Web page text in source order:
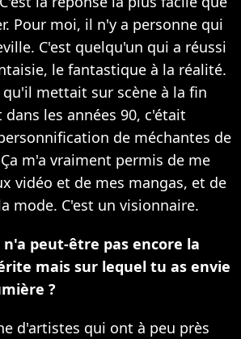
Pour moi, il n'y a personne qui
C'est quelqu'un qui a réussi
le fantastique à la réalité.
qu'il mettait sur scène à la fin
dans les années 90, c'était
de méchantes de
m'a vraiment permis de me
vidéo et de mes mangas, et de
mode. C'est un visionnaire.
peut-être pas encore la
mais sur lequel tu as envie
?
d'artistes qui ont à peu près